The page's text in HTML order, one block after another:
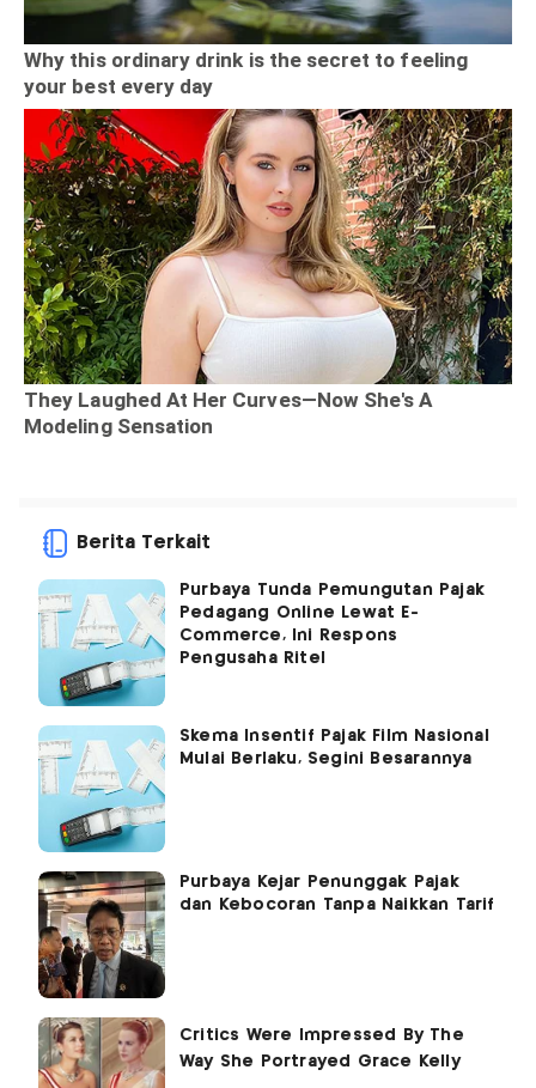
Berita Terkait
Purbaya Tunda Pemungutan Pajak
Pedagang Online Lewat E-
Commerce, Ini Respons
Pengusaha Ritel
Skema Insentif Pajak Film Nasional
Mulai Berlaku, Segini Besarannya
Purbaya Kejar Penunggak Pajak
dan Kebocoran Tanpa Naikkan Tarif